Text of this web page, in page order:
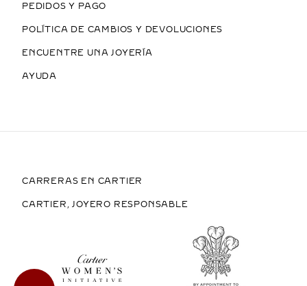
PEDIDOS Y PAGO
POLÍTICA DE CAMBIOS Y DEVOLUCIONES
ENCUENTRE UNA JOYERÍA
AYUDA
CARRERAS EN CARTIER
CARTIER, JOYERO RESPONSABLE